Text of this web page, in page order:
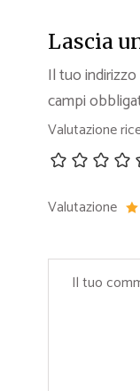
Lascia
Il tuo
campi
Valutazione
Valutazione